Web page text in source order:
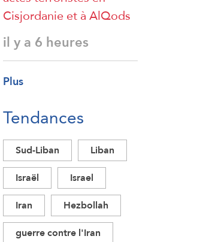
Cisjordanie et à AlQods
il y a 6 heures
Plus
Tendances
Sud-Liban
Liban
Israël
Israel
Iran
Hezbollah
guerre contre l'Iran